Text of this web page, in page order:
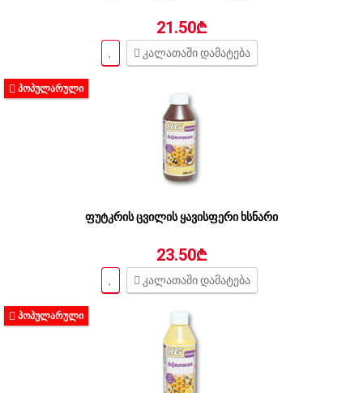
21.50₾
კალათაში დამატება
ᲞᲝᲞᲣᲚᲐᲠᲣᲚᲘ
ფუტკრის ცვილის ყავისფერი ხსნარი
23.50₾
კალათაში დამატება
ᲞᲝᲞᲣᲚᲐᲠᲣᲚᲘ